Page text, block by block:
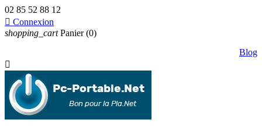
02 85 52 88 12
 Connexion
shopping_cart Panier (0)
Blog
